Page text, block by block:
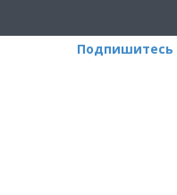
Подпишитесь